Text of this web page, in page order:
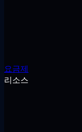
요금제
리소스